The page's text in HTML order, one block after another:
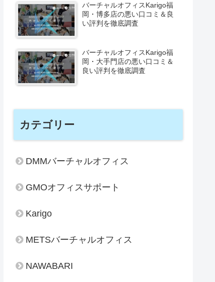
バーチャルオフィスKarigo福
岡・博多店の悪い口コミ＆良
い評判を徹底調査
バーチャルオフィスKarigo福
岡・大手門店の悪い口コミ＆
良い評判を徹底調査
カテゴリー
DMMバーチャルオフィス
GMOオフィスサポート
Karigo
METSバーチャルオフィス
NAWABARI